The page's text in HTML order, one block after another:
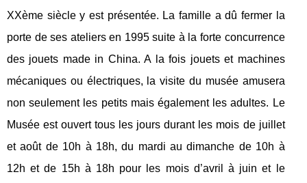
XXème siècle y est présentée. La famille a dû fermer la
porte de ses ateliers en 1995 suite à la forte concurrence
des jouets made in China. A la fois jouets et machines
mécaniques ou électriques, la visite du musée amusera
non seulement les petits mais également les adultes. Le
Musée est ouvert tous les jours durant les mois de juillet
et août de 10h à 18h, du mardi au dimanche de 10h à
12h et de 15h à 18h pour les mois d’avril à juin et le